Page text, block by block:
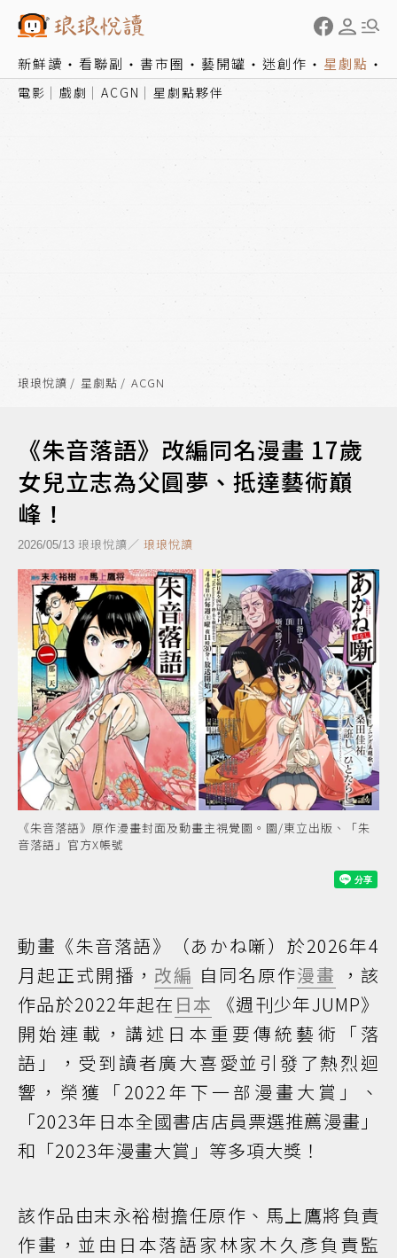
新鮮讀 看聯副 書市圈 藝開罐 迷創作 星劇點
電影 戲劇 ACGN 星劇點夥伴
琅琅悅讀 星劇點 ACGN
《朱音落語》改編同名漫畫 17歲
女兒立志為父圓夢、抵達藝術巔
峰！
2026/05/13 琅琅悅讀／ 琅琅悅讀
《朱音落語》原作漫畫封面及動畫主視覺圖。圖/東立出版、「朱
音落語」官方X帳號
動畫《朱音落語》（あかね噺）於2026年4
月起正式開播， 改編 自同名原作漫畫 ，該
作品於2022年起在 日本 《週刊少年JUMP》
開始連載，講述日本重要傳統藝術「落
語」，受到讀者廣大喜愛並引發了熱烈迴
響，榮獲「2022年下一部漫畫大賞」、
「2023年日本全國書店店員票選推薦漫畫」
和「2023年漫畫大賞」等多項大獎！
該作品由末永裕樹擔任原作、馬上鷹將負責
作畫，並由日本落語家林家木久彥負責監